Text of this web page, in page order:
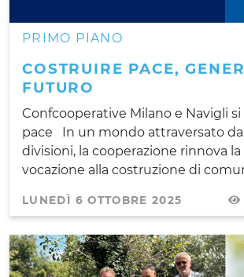
PRIMO PIANO
COSTRUIRE PACE,
FUTURO
Confcooperative Milano e Navigli si
pace In un mondo attraversato
divisioni, la cooperazione rinnova
vocazione alla costruzione di
LUNEDÌ 6 OTTOBRE 2025